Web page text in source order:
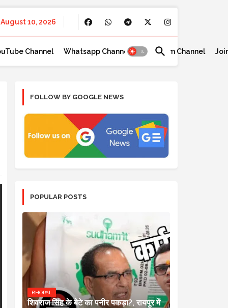
August 10, 2026
Channel Whatsapp Channel Telegram Channel
FOLLOW BY GOOGLE NEWS
POPULAR POSTS
BHOPAL
शिवराज सिंह के बेटे का पनीर पकड़ा?, रायपुर में